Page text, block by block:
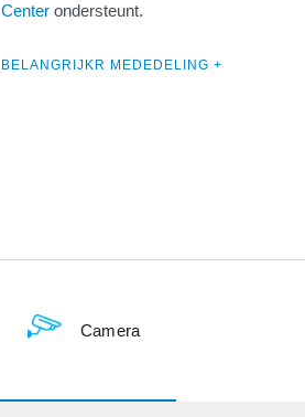
Center ondersteunt.
BELANGRIJKR MEDEDELING +
Camera